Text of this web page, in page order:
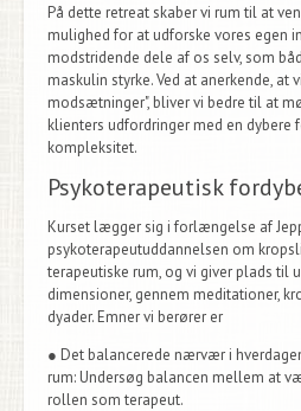
På dette retreat skaber vi rum til at
mulighed for at udforske vores egen
modstridende dele af os selv, som
maskulin styrke. Ved at anerkende, at
modsætninger", bliver vi bedre til at
klienters udfordringer med en dybere
kompleksitet.
Psykoterapeutisk
Kurset lægger sig i forlængelse af
psykoterapeutuddannelsen om
terapeutiske rum, og vi giver plads til
dimensioner, gennem meditationer,
dyader. Emner vi berører er
● Det balancerede nærvær i
rum:Undersøg balancen mellem at
rollen som terapeut.